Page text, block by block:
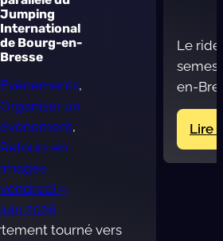
Jumping
International
de Bourg-en-
Bresse
Évènements
Organiser un
évènement
Retours en
images
vendredi 5
juin 2026
tourné vers
Le
en-
Lire